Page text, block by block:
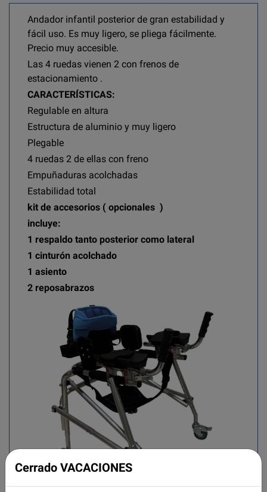
Andador infantil posterior de gran estabilidad y
fácil uso. Es muy ligero, se pliega fácilmente.
Precio muy accesible.
Las 4 ruedas vienen 2 con frenos de
estacionamiento .
CARACTERÍSTICAS:
Regulable en altura
Estructura de aluminio y muy ligero
Plegable
4 ruedas 2 de ellas con freno
Empuñaduras acolchadas
Estabilidad total
kit de accesorios ( opcionales )
incluye:
1 respaldo tanto posterior como lateral
1 cinturón acolchado
1 asiento
2 reposabrazos
Cerrado VACACIONES